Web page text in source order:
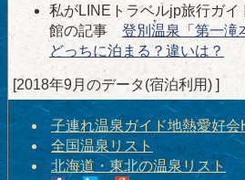
私がLINEトラベルjp旅行ガイ
館の記事 登別温泉「第一滝
どっちに泊まる？違いは？
[2018年9月のデータ(宿泊利用) ]
子連れ温泉ガイド地熱愛好会
全国温泉リスト
北海道・東北の温泉リスト